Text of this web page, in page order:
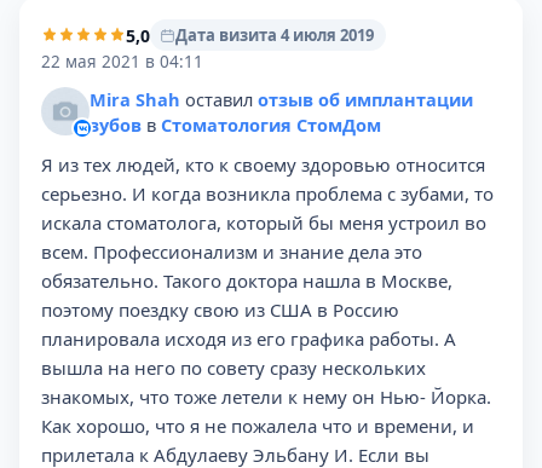
5,0
Дата визита 4 июля 2019
22 мая 2021 в 04:11
Mira Shah оставил отзыв об имплантации
зубов в Стоматология СтомДом
Я из тех людей, кто к своему здоровью относится
серьезно. И когда возникла проблема с зубами, то
искала стоматолога, который бы меня устроил во
всем. Профессионализм и знание дела это
обязательно. Такого доктора нашла в Москве,
поэтому поездку свою из США в Россию
планировала исходя из его графика работы. А
вышла на него по совету сразу нескольких
знакомых, что тоже летели к нему он Нью- Йорка.
Как хорошо, что я не пожалела что и времени, и
прилетала к Абдулаеву Эльбану И. Если вы